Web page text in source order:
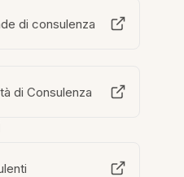
di consulenza
di Consulenza